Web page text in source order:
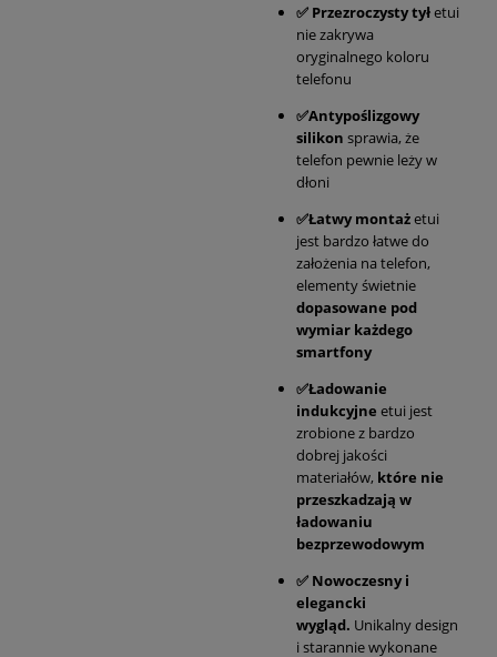
✅ Przezroczysty tyłetui
nie zakrywa
oryginalnego koloru
telefonu
✅Antypoślizgowy
silikon sprawia, że
telefon pewnie leży w
dłoni
✅Łatwy montażetui
jest bardzo łatwe do
założenia na telefon,
elementy świetnie
dopasowane pod
wymiar każdego
smartfony
✅Ładowanie
indukcyjne etui jest
zrobione z bardzo
dobrej jakości
materiałów, które nie
przeszkadzają w
ładowaniu
bezprzewodowym
✅ Nowoczesny i
elegancki
wygląd. Unikalny design
i starannie wykonane